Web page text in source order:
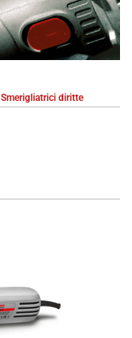
Smerigliatrici diritte